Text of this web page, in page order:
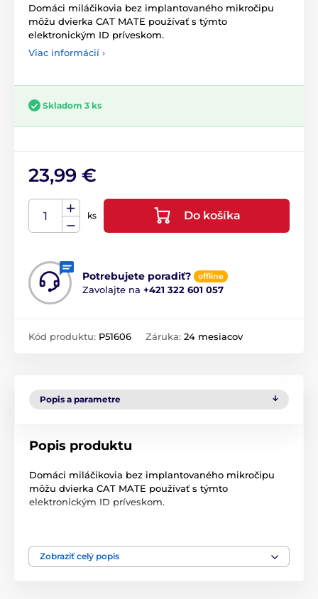
Domáci miláčikovia bez implantovaného mikročipu
môžu dvierka CAT MATE používať s týmto
elektronickým ID príveskom.
Viac informácií ›
Skladom 3 ks
23,99 €
ks Do košíka
Potrebujete poradiť? offline
Zavolajte na +421 322 601 057
Kód produktu: P51606 Záruka: 24 mesiacov
Popis a parametre
Popis produktu
Domáci miláčikovia bez implantovaného mikročipu
môžu dvierka CAT MATE používať s týmto
elektronickým ID príveskom.
Technické špecifikácie sa môžu zmeniť bez
predchádzajúceho upozornenia. Obrázky majú len
Zobraziť celý popis